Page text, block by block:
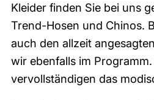
Kleider finden Sie bei uns
Trend-Hosen und Chinos.
auch den allzeit
wir ebenfalls im
vervollständigen das